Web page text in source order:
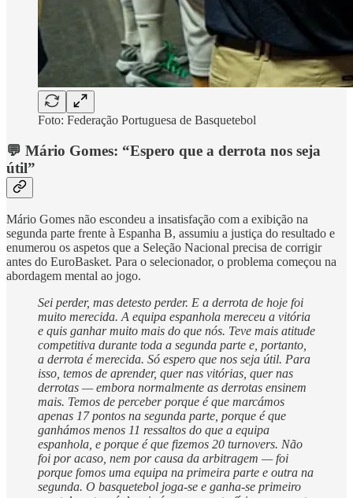
Foto: Federação Portuguesa de Basquetebol
💬 Mário Gomes: “Espero que a derrota nos seja
útil”
Mário Gomes não escondeu a insatisfação com a exibição na
segunda parte frente à Espanha B, assumiu a justiça do resultado e
enumerou os aspetos que a Seleção Nacional precisa de corrigir
antes do EuroBasket. Para o selecionador, o problema começou na
abordagem mental ao jogo.
Sei perder, mas detesto perder. E a derrota de hoje foi
muito merecida. A equipa espanhola mereceu a vitória
e quis ganhar muito mais do que nós. Teve mais atitude
competitiva durante toda a segunda parte e, portanto,
a derrota é merecida. Só espero que nos seja útil. Para
isso, temos de aprender, quer nas vitórias, quer nas
derrotas — embora normalmente as derrotas ensinem
mais. Temos de perceber porque é que marcámos
apenas 17 pontos na segunda parte, porque é que
ganhámos menos 11 ressaltos do que a equipa
espanhola, e porque é que fizemos 20 turnovers. Não
foi por acaso, nem por causa da arbitragem — foi
porque fomos uma equipa na primeira parte e outra na
segunda. O basquetebol joga-se e ganha-se primeiro